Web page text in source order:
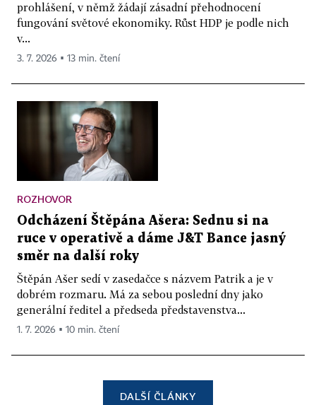
prohlášení, v němž žádají zásadní přehodnocení
fungování světové ekonomiky. Růst HDP je podle nich
v...
3. 7. 2026 ▪ 13 min. čtení
ROZHOVOR
Odcházení Štěpána Ašera: Sednu si na
ruce v operativě a dáme J&T Bance jasný
směr na další roky
Štěpán Ašer sedí v zasedačce s názvem Patrik a je v
dobrém rozmaru. Má za sebou poslední dny jako
generální ředitel a předseda představenstva...
1. 7. 2026 ▪ 10 min. čtení
DALŠÍ ČLÁNKY